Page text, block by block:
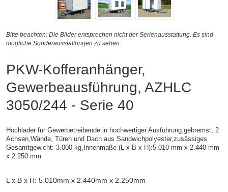
Bitte beachten: Die Bilder entsprechen nicht der Serienausstattung. Es sind
mögliche Sonderausstattungen zu sehen.
PKW-Kofferanhänger,
Gewerbeausführung, AZHLC
3050/244 - Serie 40
Hochlader für Gewerbetreibende in hochwertiger Ausführung,gebremst, 2
Achsen,Wände, Türen und Dach aus Sandwichpolyester,zusässiges
Gesamtgewicht: 3.000 kg, Innenmaße (L x B x H):5.010 mm x 2.440 mm
x 2.250 mm
L x B x H: 5.010mm x 2.440mm x 2.250mm